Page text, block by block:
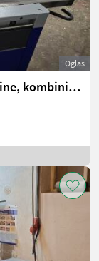
Oglas
Felder Format 4 Dual 51 Hobelmaschine, kombiniert, Schreinerei, Dual 51